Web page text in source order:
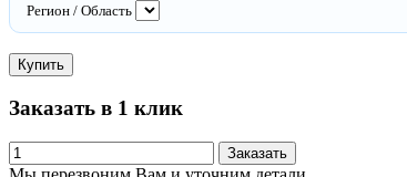
Регион / Область
Купить
Заказать в 1 клик
Заказать